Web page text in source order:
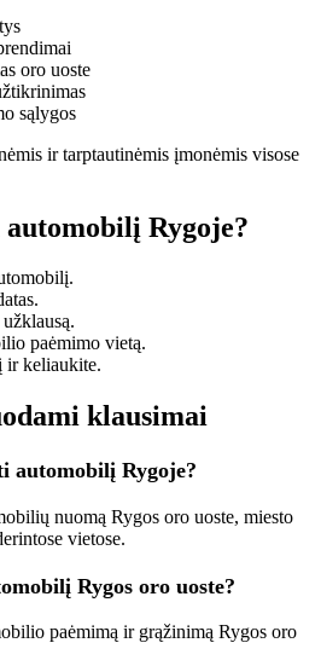
oro uoste
sąlygos
ir tarptautinėmis įmonėmis visose
Rygoje?
paėmimo vietą.
ir keliaukite.
klausimai
automobilį Rygoje?
nuomą Rygos oro uoste, miesto
vietose.
Rygos oro uoste?
paėmimą ir grąžinimą Rygos oro